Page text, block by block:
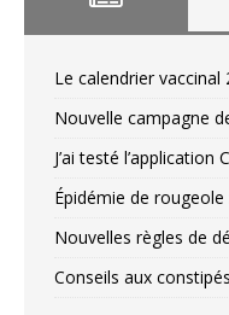
Le calendrier vaccinal
Nouvelle campagne
J’ai testé l’application
Épidémie de
Nouvelles règles de
Conseils aux constipés